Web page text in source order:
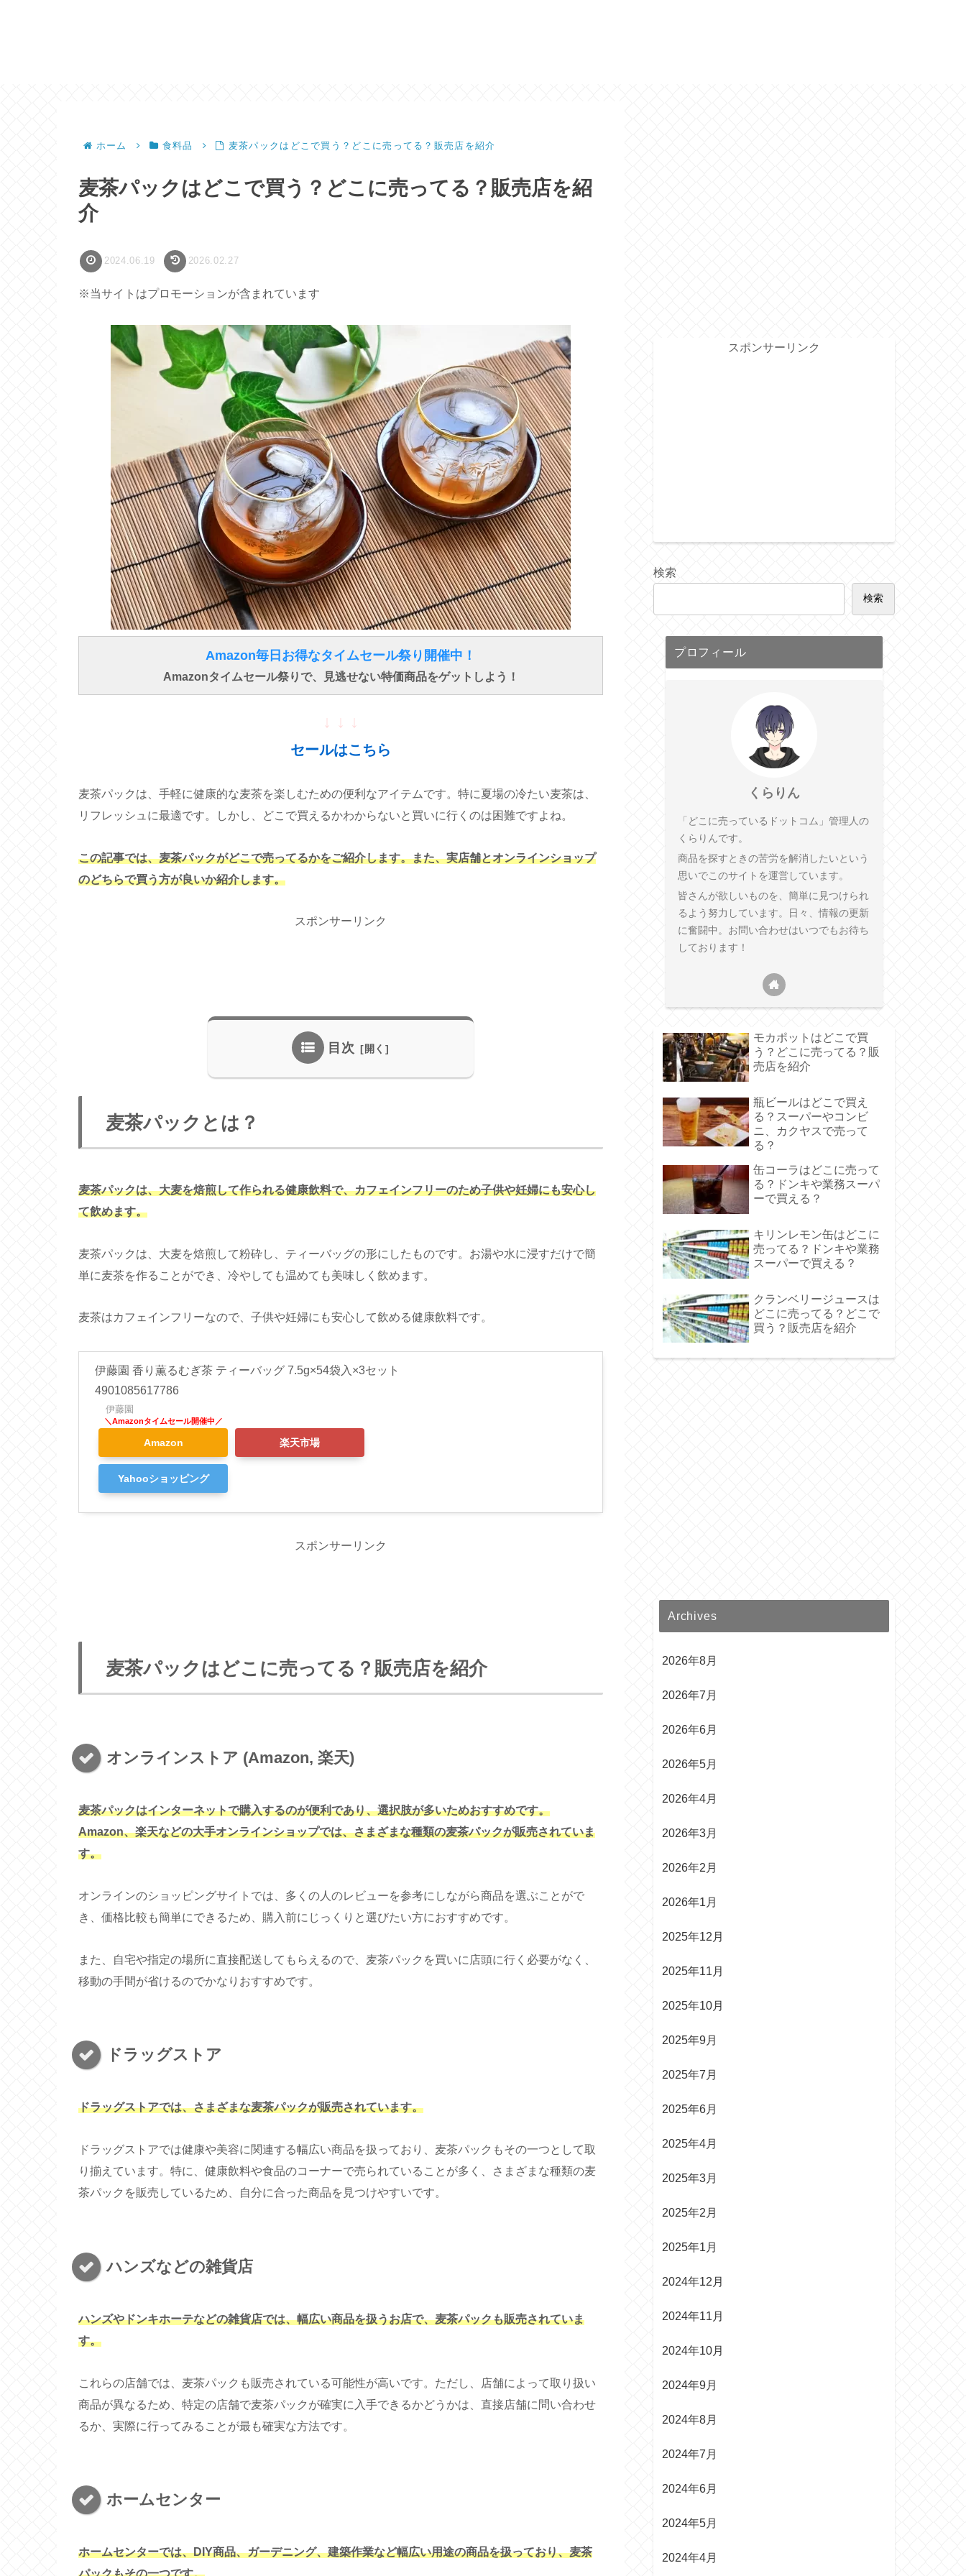
ホーム 食料品 麦茶パックはどこで買う？どこに売ってる？販売店を紹介
麦茶パックはどこで買う？どこに売ってる？販売店を紹
介
2024.06.19 2026.02.27
※当サイトはプロモーションが含まれています
Amazon毎日お得なタイムセール祭り開催中！
Amazonタイムセール祭りで、見逃せない特価商品をゲットしよう！
↓ ↓ ↓
セールはこちら
麦茶パックは、手軽に健康的な麦茶を楽しむための便利なアイテムです。特に夏場の冷たい麦茶は、
リフレッシュに最適です。しかし、どこで買えるかわからないと買いに行くのは困難ですよね。
この記事では、麦茶パックがどこで売ってるかをご紹介します。また、実店舗とオンラインショップ
のどちらで買う方が良いか紹介します。
スポンサーリンク
目次
麦茶パックとは？
麦茶パックは、大麦を焙煎して作られる健康飲料で、カフェインフリーのため子供や妊婦にも安心し
て飲めます。
麦茶パックは、大麦を焙煎して粉砕し、ティーバッグの形にしたものです。お湯や水に浸すだけで簡
単に麦茶を作ることができ、冷やしても温めても美味しく飲めます。
麦茶はカフェインフリーなので、子供や妊婦にも安心して飲める健康飲料です。
伊藤園 香り薫るむぎ茶 ティーバッグ 7.5g×54袋入×3セット
4901085617786
伊藤園
Amazon 楽天市場
Yahooショッピング
スポンサーリンク
麦茶パックはどこに売ってる？販売店を紹介
オンラインストア (Amazon, 楽天)
麦茶パックはインターネットで購入するのが便利であり、選択肢が多いためおすすめです。
Amazon、楽天などの大手オンラインショップでは、さまざまな種類の麦茶パックが販売されていま
す。
オンラインのショッピングサイトでは、多くの人のレビューを参考にしながら商品を選ぶことがで
き、価格比較も簡単にできるため、購入前にじっくりと選びたい方におすすめです。
また、自宅や指定の場所に直接配送してもらえるので、麦茶パックを買いに店頭に行く必要がなく、
移動の手間が省けるのでかなりおすすめです。
ドラッグストア
ドラッグストアでは、さまざまな麦茶パックが販売されています。
ドラッグストアでは健康や美容に関連する幅広い商品を扱っており、麦茶パックもその一つとして取
り揃えています。特に、健康飲料や食品のコーナーで売られていることが多く、さまざまな種類の麦
茶パックを販売しているため、自分に合った商品を見つけやすいです。
ハンズなどの雑貨店
ハンズやドンキホーテなどの雑貨店では、幅広い商品を扱うお店で、麦茶パックも販売されていま
す。
これらの店舗では、麦茶パックも販売されている可能性が高いです。ただし、店舗によって取り扱い
商品が異なるため、特定の店舗で麦茶パックが確実に入手できるかどうかは、直接店舗に問い合わせ
るか、実際に行ってみることが最も確実な方法です。
ホームセンター
ホームセンターでは、DIY商品、ガーデニング、建築作業など幅広い用途の商品を扱っており、麦茶
スポンサーリンク
検索
検索
プロフィール
くらりん
「どこに売っているドットコム」管理人の
くらりんです。
商品を探すときの苦労を解消したいという
思いでこのサイトを運営しています。
皆さんが欲しいものを、簡単に見つけられ
るよう努力しています。日々、情報の更新
に奮闘中。お問い合わせはいつでもお待ち
しております！
モカポットはどこで買
う？どこに売ってる？販
売店を紹介
瓶ビールはどこで買え
る？スーパーやコンビ
ニ、カクヤスで売って
る？
缶コーラはどこに売って
る？ドンキや業務スーパ
ーで買える？
キリンレモン缶はどこに
売ってる？ドンキや業務
スーパーで買える？
クランベリージュースは
どこに売ってる？どこで
買う？販売店を紹介
Archives
2026年8月
2026年7月
2026年6月
2026年5月
2026年4月
2026年3月
2026年2月
2026年1月
2025年12月
2025年11月
2025年10月
2025年9月
2025年7月
2025年6月
2025年4月
2025年3月
2025年2月
2025年1月
2024年12月
2024年11月
2024年10月
2024年9月
2024年8月
2024年7月
2024年6月
2024年5月
2024年4月